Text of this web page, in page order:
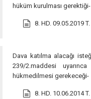
hüküm kurulması gerektiği-
8. HD. 09.05.2019
Dava katılma alacağı
239/2.maddesi
hükmedilmesi gerekeceği-
8. HD. 10.06.2014